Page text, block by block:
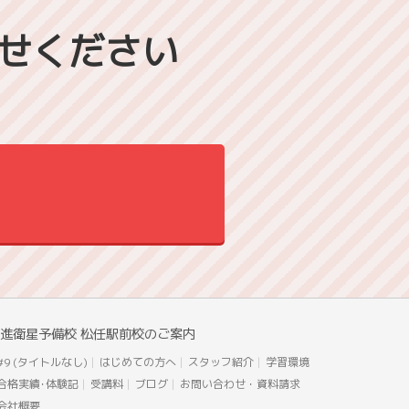
ください
衛星予備校 松任駅前校のご案内
(タイトルなし) はじめての方へ スタッフ紹介
学習環境
格実績･体験記
受講料 ブログ
お問い合わせ・資料請求
社概要